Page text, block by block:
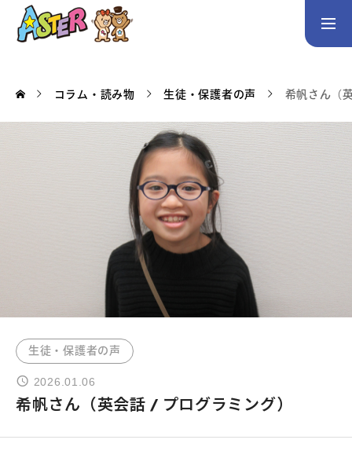
トップページ
英会話／プログラミング／3Dデザイン／学童保育
英会話（小学生）
生徒・保護者の声
アクセス
よくあるご質問
コラム・読み物 生徒・保護者の声 希帆さん（
生徒・保護者の声
2026.01.06
希帆さん（英会話 / プログラミング）